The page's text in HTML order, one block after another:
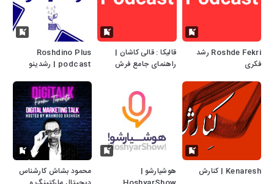
Roshde Fekri رشد
فکری
قالیکا : قالی کاشان |
راهنمای جامع فرش
Roshdino Plus
podcast | رشدینو
اقتصاد، مدیریت
مارکتینگ و استارتاپ‌ ها
Kenaresh | کنارش
هوشیارشو |
محمود بشاش کارشناس